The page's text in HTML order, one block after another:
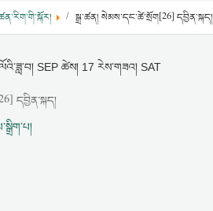
སྒྲ་ཚན། སེམས་དང་ཚེ་སྲོག[26] དབྱིན་སྐད།
SEP ཚེས། 17 རེས་གཟའ། SAT
དབྱིན་སྐད།